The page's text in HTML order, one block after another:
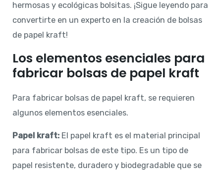
hermosas y ecológicas bolsitas. ¡Sigue leyendo para
convertirte en un experto en la creación de bolsas
de papel kraft!
Los elementos esenciales para
fabricar bolsas de papel kraft
Para fabricar bolsas de papel kraft, se requieren
algunos elementos esenciales.
Papel kraft: El papel kraft es el material principal
para fabricar bolsas de este tipo. Es un tipo de
papel resistente, duradero y biodegradable que se